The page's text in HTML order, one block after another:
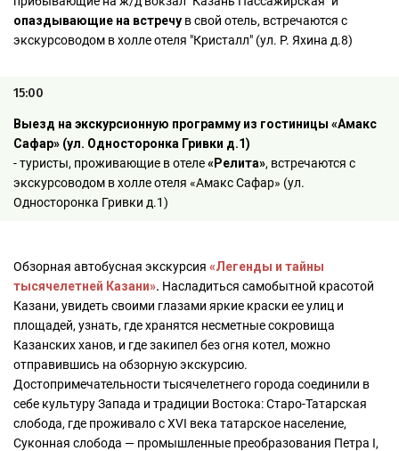
опаздывающие на встречу в свой отель, встречаются с
экскурсоводом в холле отеля "Кристалл" (ул. Р. Яхина д.8)
15:00
Выезд на экскурсионную программу из гостиницы «Амакс
Сафар» (ул. Односторонка Гривки д.1)
- туристы, проживающие в отеле«Релита», встречаются с
экскурсоводом в холле отеля «Амакс Сафар» (ул.
Односторонка Гривки д.1)
Обзорная автобусная экскурсия «Легенды и тайны
тысячелетней Казани». Насладиться самобытной красотой
Казани, увидеть своими глазами яркие краски ее улиц и
площадей, узнать, где хранятся несметные сокровища
Казанских ханов, и где закипел без огня котел, можно
отправившись на обзорную экскурсию.
Достопримечательности тысячелетнего города соединили в
себе культуру Запада и традиции Востока: Старо-Татарская
слобода, где проживало с XVI века татарское население,
Суконная слобода — промышленные преобразования Петра I,